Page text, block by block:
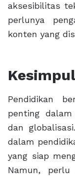
aksesibilitas
perlunya
konten yang
Pendidikan
penting
dan
dalam
yang siap
Namun, perlu